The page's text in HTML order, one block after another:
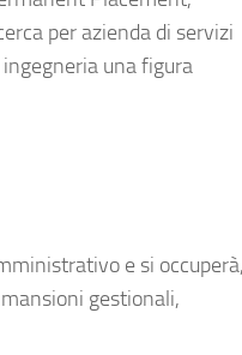
per azienda di servizi
ingegneria una figura
e si occuperà,
gestionali,